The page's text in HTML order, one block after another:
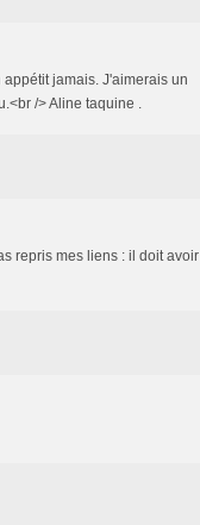
jamais. J'aimerais un
/> Aline taquine .
repris mes liens : il doit avoir